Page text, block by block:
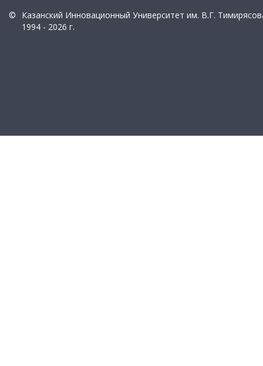
©
Казанский Инновационный Университет им. В.Г.
1994 - 2026 г.